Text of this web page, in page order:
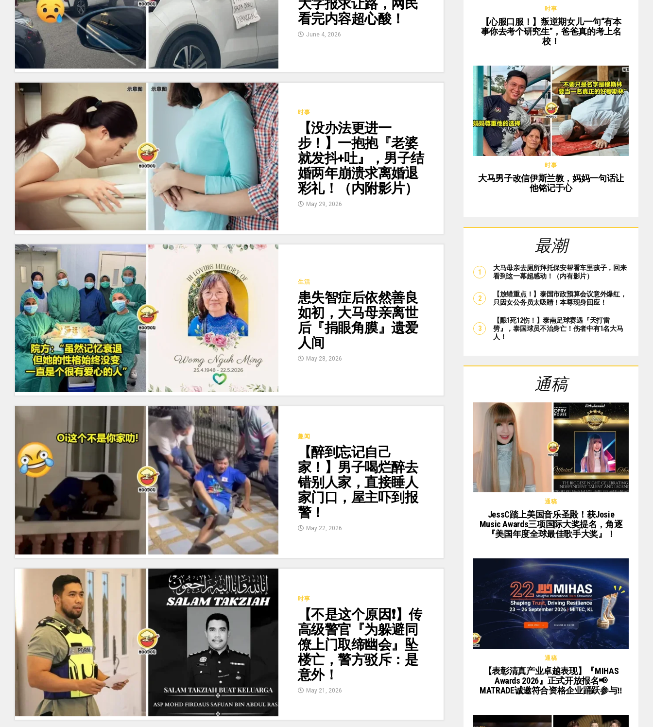
大字报求让路，网民
看完内容超心酸！
June 4, 2026
时事
【没办法更进一
步！】一抱抱『老婆
就发抖+吐』，男子结
婚两年崩溃求离婚退
彩礼！（内附影片）
May 29, 2026
生活
患失智症后依然善良
如初，大马母亲离世
后『捐眼角膜』遗爱
人间
May 28, 2026
趣闻
【醉到忘记自己
家！】男子喝烂醉去
错别人家，直接睡人
家门口，屋主吓到报
警！
May 22, 2026
时事
【不是这个原因❗】传
高级警官『为躲避同
僚上门取缔幽会』坠
楼亡，警方驳斥：是
意外！
May 21, 2026
时事
【心服口服！】叛逆期女儿一句“有本
事你去考个研究生”，爸爸真的考上名
校！
时事
大马男子改信伊斯兰教，妈妈一句话让
他铭记于心
最潮
大马母亲去厕所拜托保安帮看车里孩子，回来
看到这一幕超感动！（内有影片）
【放错重点！】泰国市政预算会议意外爆红，
只因女公务员太吸睛！本尊现身回应！
【酿1死12伤！】泰南足球赛遇『天打雷
劈』，泰国球员不治身亡！伤者中有1名大马
人！
通稿
通稿
JessC踏上美国音乐圣殿！获Josie
Music Awards三项国际大奖提名，角逐
『美国年度全球最佳歌手大奖』！
通稿
【表彰清真产业卓越表现】『MIHAS
Awards 2026』正式开放报名📢
MATRADE诚邀符合资格企业踊跃参与‼️